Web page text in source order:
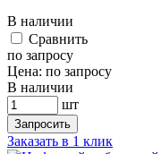
В наличии
Cравнить
по запросу
Цена: по запросу
В наличии
шт
Запросить
Заказать в 1 клик